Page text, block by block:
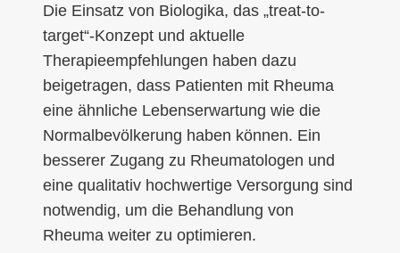
Die Einsatz von Biologika, das „treat-to-
target“-Konzept und aktuelle
Therapieempfehlungen haben dazu
beigetragen, dass Patienten mit Rheuma
eine ähnliche Lebenserwartung wie die
Normalbevölkerung haben können. Ein
besserer Zugang zu Rheumatologen und
eine qualitativ hochwertige Versorgung sind
notwendig, um die Behandlung von
Rheuma weiter zu optimieren.